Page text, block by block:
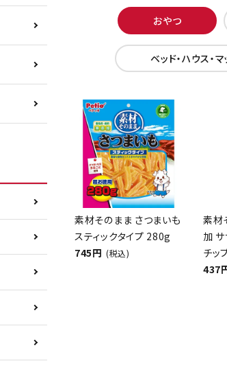
おやつ
ベッド・ハウス・マ
素材そのまま さつまいも
スティックタイプ 280g
745円 (税込)
素材
加 サ
チッ
437